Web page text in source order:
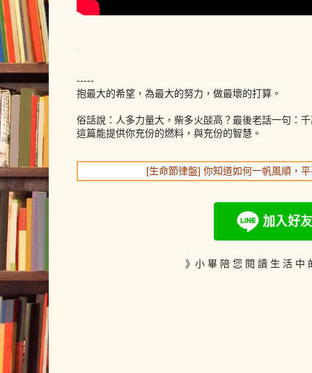
-----
抱最大的希望，為最大的努力，做最壞的打算。
俗話說：人多力量大，柴多火燄高？最後老話一句：
這篇能提供你充份的燃料，與充份的智慧。
[生命節律盤] 你知道如何一帆風順，
》小 畢 陪 您 閱 讀 生 活 中